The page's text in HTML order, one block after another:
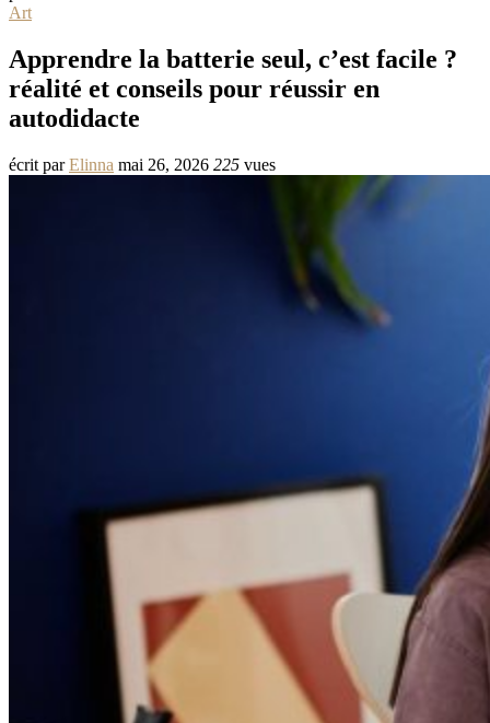
Art
Apprendre la batterie seul, c’est facile ?
réalité et conseils pour réussir en
autodidacte
écrit parElinna mai 26, 2026 225 vues